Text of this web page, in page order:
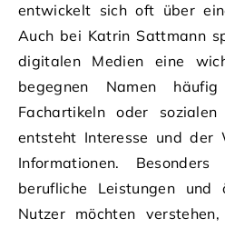
entwickelt sich oft über
Auch bei Katrin Sattmann
digitalen Medien eine
begegnen Namen häufig
Fachartikeln oder
entsteht Interesse und der
Informationen.
berufliche Leistungen und
Nutzer möchten